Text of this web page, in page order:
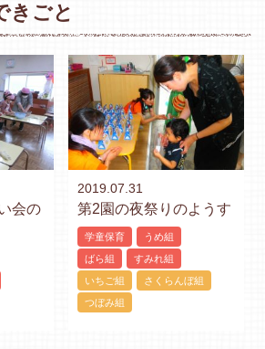
きごと
会の
2019.07.31
第2園の夜祭りのようす
学童保育
うめ組
ばら組
すみれ組
いちご組
さくらんぼ組
つぼみ組